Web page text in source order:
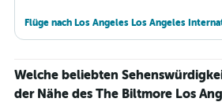
Flüge nach Los Angeles Los Angeles
Welche beliebten
der Nähe des The Biltmore Los